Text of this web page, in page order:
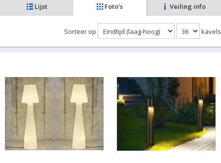
Lijst Foto's Veiling info
Sorteer op kavels